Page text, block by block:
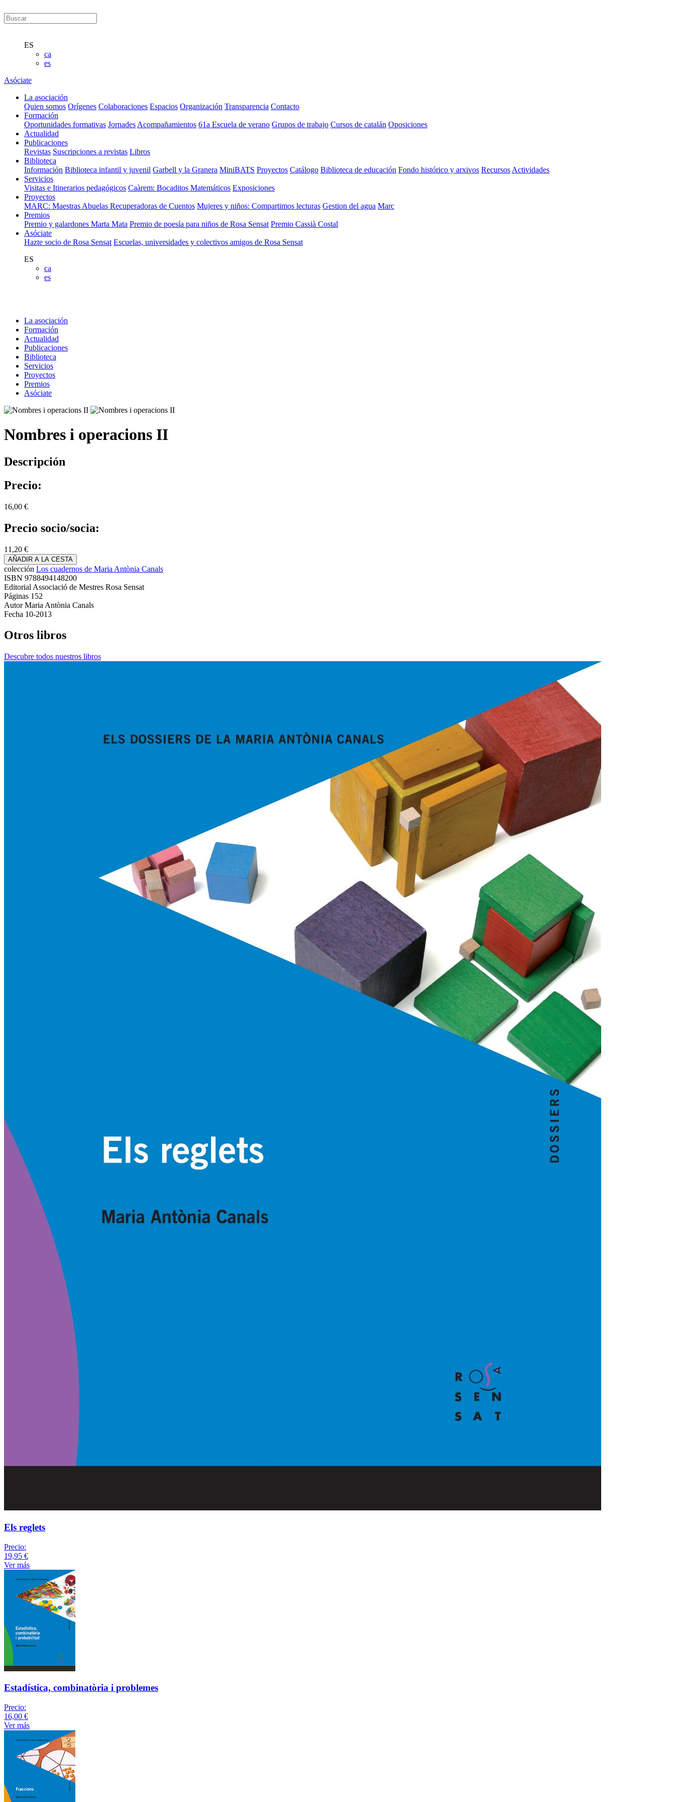
ES
ca
es
Asóciate
La asociación
Quien somos Orígenes Colaboraciones Espacios Organización Transparencia Contacto
Formación
Oportunidades formativas Jornades Acompañamientos 61a Escuela de verano Grupos de trabajo Cursos de catalán Oposiciones
Actualidad
Publicaciones
Revistas Suscripciones a revistas Libros
Biblioteca
Información Biblioteca infantil y juvenil Garbell y la Granera MiniBATS Proyectos Catálogo Biblioteca de educación Fondo histórico y arxivos Recursos Actividades
Servicios
Visitas e Itinerarios pedagógicos Caàrem: Bocaditos Matemáticos Exposiciones
Proyectos
MARC: Maestras Abuelas Recuperadoras de Cuentos Mujeres y niños: Compartimos lecturas Gestion del agua Marc
Premios
Premio y galardones Marta Mata Premio de poesía para niños de Rosa Sensat Premio Cassià Costal
Asóciate
Hazte socio de Rosa Sensat Escuelas, universidades y colectivos amigos de Rosa Sensat
ES
ca
es
La asociación
Formación
Actualidad
Publicaciones
Biblioteca
Servicios
Proyectos
Premios
Asóciate
Nombres i operacions II
Descripción
Precio:
16,00 €
Precio socio/socia:
11,20 €
AÑADIR A LA CESTA
colección Los cuadernos de Maria Antònia Canals
ISBN 9788494148200
Editorial Associació de Mestres Rosa Sensat
Páginas 152
Autor Maria Antònia Canals
Fecha 10-2013
Otros libros
Descubre todos nuestros libros
Els reglets
Precio:
19,95 €
Ver más
Estadística, combinatòria i problemes
Precio:
16,00 €
Ver más